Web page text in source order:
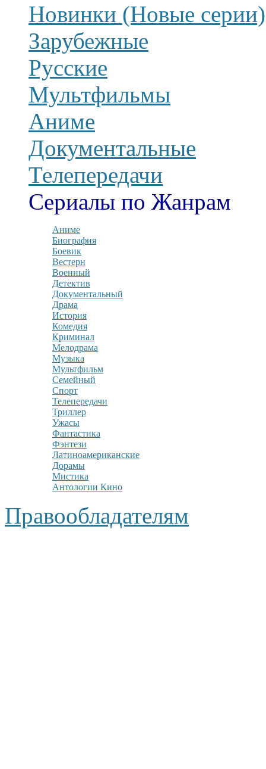
Новинки (Новые серии)
Зарубежные
Русские
Мультфильмы
Аниме
Документальные
Телепередачи
Сериалы по Жанрам
Аниме
Биография
Боевик
Вестерн
Военный
Детектив
Документальный
Драма
История
Комедия
Криминал
Мелодрама
Музыка
Мультфильм
Семейный
Спорт
Телепередачи
Триллер
Ужасы
Фантастика
Фэнтези
Латиноамериканские
Дорамы
Мистика
Антологии Кино
Правообладателям